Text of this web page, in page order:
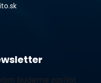
budeme zasílat